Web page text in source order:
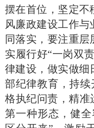
摆在首位，坚定不
风廉政建设工作与
同落实，要注重
实履行好“一岗双
律建设，做实做细
部纪律教育，持续
格执纪问责，精准
第一种形态，健